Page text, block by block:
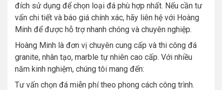
đích sử dụng để chọn loại đá phù hợp nhất. Nếu cần tư
vấn chi tiết và báo giá chính xác, hãy liên hệ với Hoàng
Minh để được hỗ trợ nhanh chóng và chuyên nghiệp.
Hoàng Minh là đơn vị chuyên cung cấp và thi công đá
granite, nhân tạo, marble tự nhiên cao cấp. Với nhiều
năm kinh nghiệm, chúng tôi mang đến:
Tư vấn chọn đá miễn phí theo phong cách công trình.